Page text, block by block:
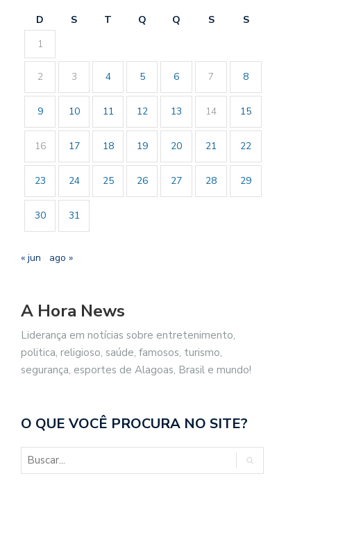
D S T Q Q S
S
1
2 3 4 5 6 7 8
9 10 11 12 13 14 15
16 17 18 19 20 21 22
23 24 25 26 27 28 29
30 31
« jun ago »
A Hora News
Liderança em notícias sobre entretenimento,
politica, religioso, saúde, famosos, turismo,
segurança, esportes de Alagoas, Brasil e mundo!
O QUE VOCÊ PROCURA NO SITE?